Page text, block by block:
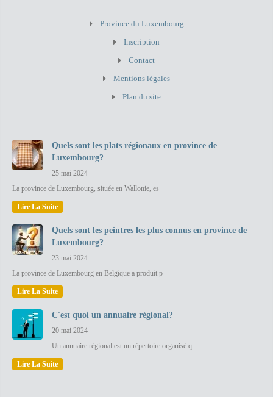
Province du Luxembourg
Inscription
Contact
Mentions légales
Plan du site
Quels sont les plats régionaux en province de
Luxembourg?
25 mai 2024
La province de Luxembourg, située en Wallonie, es
Lire La Suite
Quels sont les peintres les plus connus en province de
Luxembourg?
23 mai 2024
La province de Luxembourg en Belgique a produit p
Lire La Suite
C'est quoi un annuaire régional?
20 mai 2024
Un annuaire régional est un répertoire organisé q
Lire La Suite